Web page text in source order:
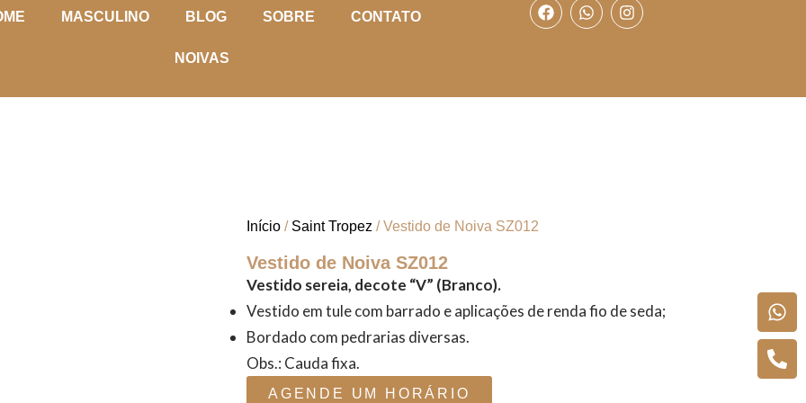
MASCULINO BLOG SOBRE CONTATO
NOIVAS
Início / Saint Tropez / Vestido de Noiva SZ012
Vestido de Noiva SZ012
Vestido sereia, decote “V” (Branco).
Vestido em tule com barrado e aplicações de renda fio de seda;
Bordado com pedrarias diversas.
Obs.: Cauda fixa.
AGENDE UM HORÁRIO